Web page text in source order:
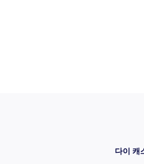
다이 캐